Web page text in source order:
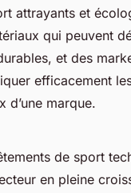
attrayants et
qui peuvent
et des
efficacement
d’une marque.
de sport
en pleine